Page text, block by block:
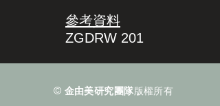
參考資料
ZGDRW 201
© 金由美研究團隊版權所有